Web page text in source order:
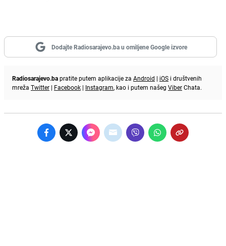
Dodajte Radiosarajevo.ba u omiljene Google izvore
Radiosarajevo.bapratite putem aplikacije za Android | iOS i društvenih
mreža Twitter | Facebook | Instagram, kao i putem našeg ViberChata.